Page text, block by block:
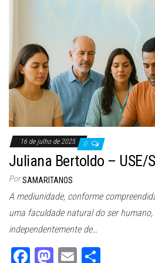
16 de julho de 2025 0
Juliana Bertoldo – USE/
Por SAMARITANOS
A mediunidade, conforme
uma faculdade natural do ser
independentemente de…
Fa M
E